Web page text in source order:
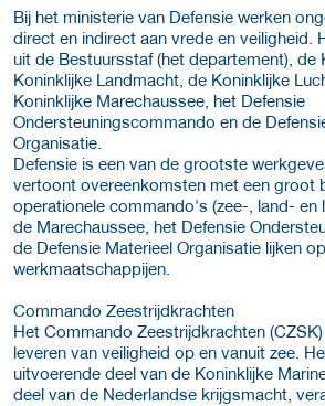
Bij het ministerie van Defensie werken
direct en indirect aan vrede en veiligheid.
uit de Bestuursstaf (het departement), de
Koninklijke Landmacht, de Koninklijke
Koninklijke Marechaussee, het Defensie
Ondersteuningscommando en de
Organisatie.
Defensie is een van de grootste
vertoont overeenkomsten met een groot
operationele commando's (zee-, land- en
de Marechaussee, het Defensie
de Defensie Materieel Organisatie lijken op
werkmaatschappijen.
Commando Zeestrijdkrachten
Het Commando Zeestrijdkrachten
leveren van veiligheid op en vanuit zee.
uitvoerende deel van de Koninklijke
deel van de Nederlandse krijgsmacht,